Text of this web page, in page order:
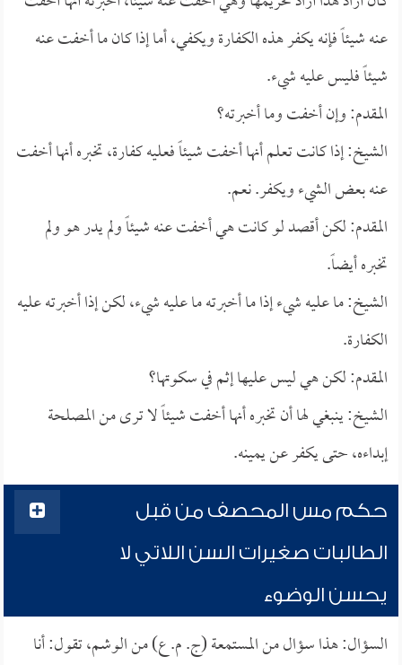
عنه شيئاً فإنه يكفر هذه الكفارة ويكفي، أما إذا كان ما أخفت عنه
شيئاً فليس عليه شيء.
المقدم: وإن أخفت وما أخبرته؟
الشيخ: إذا كانت تعلم أنها أخفت شيئاً فعليه كفارة، تخبره أنها أخفت
عنه بعض الشيء ويكفر. نعم.
المقدم: لكن أقصد لو كانت هي أخفت عنه شيئاً ولم يدر هو ولم
تخبره أيضاً.
الشيخ: ما عليه شيء إذا ما أخبرته ما عليه شيء، لكن إذا أخبرته عليه
الكفارة.
المقدم: لكن هي ليس عليها إثم في سكوتها؟
الشيخ: ينبغي لها أن تخبره أنها أخفت شيئاً لا ترى من المصلحة
إبداءه، حتى يكفر عن يمينه.
حكم مس المحصف من قبل
الطالبات صغيرات السن اللاتي لا
يحسن الوضوء
السؤال: هذا سؤال من المستمعة (ج. م. ع) من الوشم، تقول: أنا